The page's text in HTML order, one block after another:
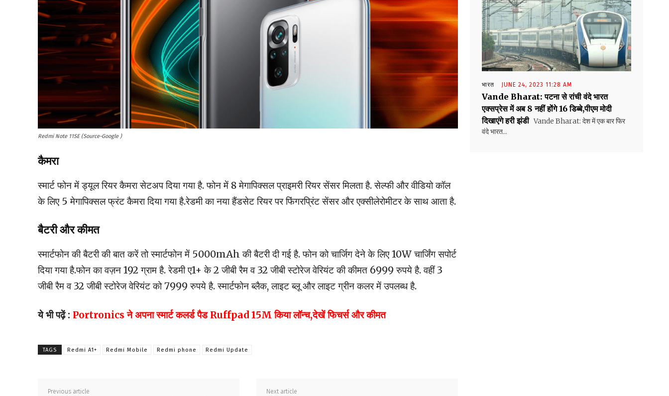
Redmi Note 11SE (Source-Google )
कैमरा
स्मार्ट फोन में ड्यूल रियर कैमरा सेटअप दिया गया है. फोन में 8 मेगापिक्सल प्राइमरी रियर सेंसर मिलता है. सेल्फी और वीडियो कॉल
के लिए 5 मेगापिक्सल फ्रंट कैमरा दिया गया है.रेडमी का नया हैंडसेट रियर पर फिंगरप्रिंट सेंसर और एक्सीलेरोमीटर के साथ आता है.
बैटरी और कीमत
स्मार्टफोन की बैटरी की बात करें तो स्मार्टफोन में 5000mAh की बैटरी दी गई है. फोन को चार्जिग देने के लिए 10W चार्जिंग सपोर्ट
दिया गया है.फोन का वज़न 192 ग्राम है. रेडमी ए1+ के 2 जीबी रैम व 32 जीबी स्टोरेज वेरियंट की कीमत 6999 रुपये है. वहीं 3
जीबी रैम व 32 जीबी स्टोरेज वेरियंट को 7999 रुपये है. स्मार्टफोन ब्लैक, लाइट ब्लू और लाइट ग्रीन कलर में उपलब्ध है.
ये भी पढ़ें : Portronics ने अपना स्मार्ट कलर्ड पैड Ruffpad 15M किया लॉन्च,देखें फिचर्स और कीमत
TAGS Redmi A1+ Redmi Mobile Redmi phone Redmi Update
Previous article Next article
भारत JUNE 24, 2023 11:28 AM
Vande Bharat: पटना से रांची वंदे भारत
एक्सप्रेस में अब 8 नहीं होंगे 16 डिब्बे,पीएम मोदी
दिखाएंगे हरी झंडी Vande Bharat: देश में एक बार फिर
वंदे भारत...